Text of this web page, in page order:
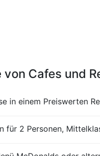
von Cafes und
in einem Preiswerten
für 2 Personen,